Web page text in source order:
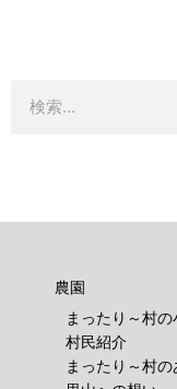
農園
まったり～村
村民紹介
まったり～村の